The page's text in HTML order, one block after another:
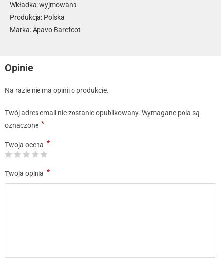
Wkładka: wyjmowana
Produkcja: Polska
Marka: Apavo Barefoot
Opinie
Na razie nie ma opinii o produkcie.
Twój adres email nie zostanie opublikowany. Wymagane pola są
oznaczone *
Twoja ocena *
Twoja opinia *